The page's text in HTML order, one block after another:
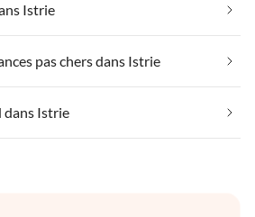
Istrie
pas chers dans Istrie
dans Istrie